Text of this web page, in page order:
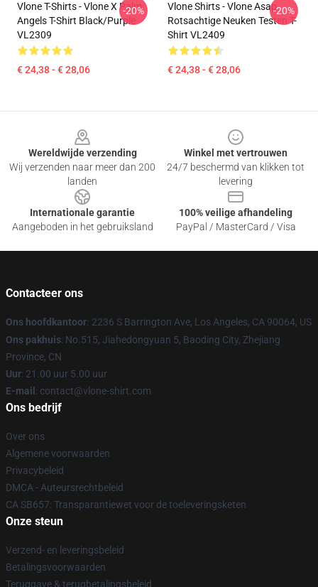
Vlone T-Shirts - Vlone X Palm
Angels T-Shirt Black/Purple
VL2309
€ 24,38 - € 28,06
-20%
Vlone Shirts - Vlone Asap
Rotsachtige Neuken Testen T-
Shirt VL2409
€ 24,38 - € 28,06
-20%
Wereldwijde verzending
Wij verzenden naar meer dan 200
landen
Winkel met vertrouwen
24/7 beschermd van klikken tot
levering
Internationale garantie
Aangeboden in het gebruiksland
100% veilige afhandeling
PayPal / MasterCard / Visa
Contacteer ons
Ons hoofdkantoor: 2236 S Barrington Ave, Los Angeles, CA 90064, US
Ons pakhuis: No.515, Jiahedongyuan 5, Baoding City, Zhejiang
Province, CN
Uur: 21.00 uur 5.00 uur
E-mail : contact@vlone-shirt.com
Ons bedrijf
Over ons
Algemene voorwaarden
Privacybeleid
DMCA - Auteursrechtbeleid
CA SB657: Transparantiewet voor de toeleveringsketen
Onze steun
Verzend- en leveringsbeleid
Betalingsvoorwaarden
Teruggave & terugbetalingsbeleid